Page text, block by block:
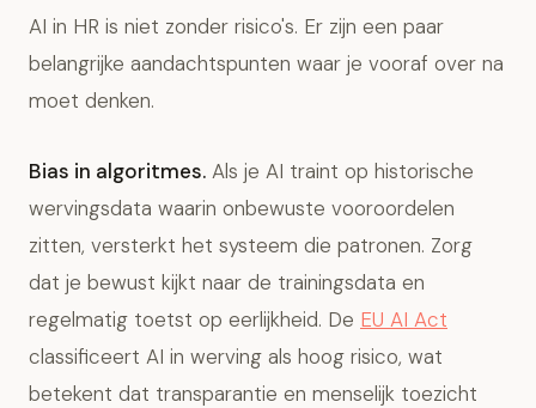
AI in HR is niet zonder risico's. Er zijn een paar
belangrijke aandachtspunten waar je vooraf over na
moet denken.
Bias in algoritmes. Als je AI traint op historische
wervingsdata waarin onbewuste vooroordelen
zitten, versterkt het systeem die patronen. Zorg
dat je bewust kijkt naar de trainingsdata en
regelmatig toetst op eerlijkheid. De EU AI Act
classificeert AI in werving als hoog risico, wat
betekent dat transparantie en menselijk toezicht